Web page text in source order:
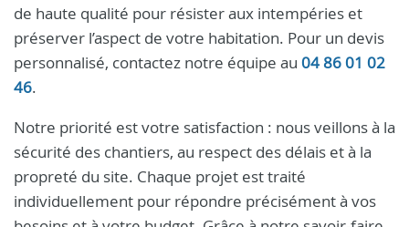
de haute qualité pour résister aux intempéries et
préserver l’aspect de votre habitation. Pour un devis
personnalisé, contactez notre équipe au 04 86 01 02
46.
Notre priorité est votre satisfaction : nous veillons à la
sécurité des chantiers, au respect des délais et à la
propreté du site. Chaque projet est traité
individuellement pour répondre précisément à vos